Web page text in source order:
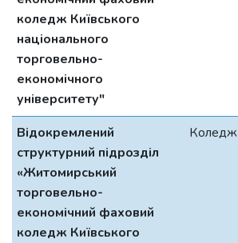
коледж Київського
національного
торговельно-
економічного
університету"
Відокремлений
структурний підрозділ
«Житомирський
торговельно-
економічний фаховий
коледж Київського
Коледж